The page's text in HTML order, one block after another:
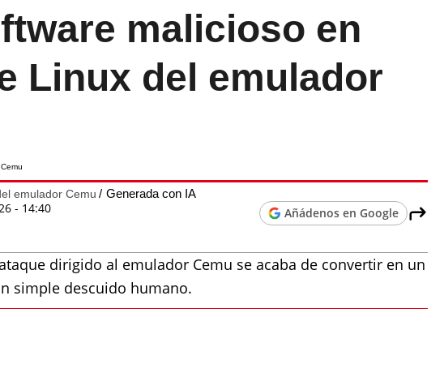
malicioso en
Linux del emulador
emulador Cemu Generada con IA
- 14:40
Añádenos en Google
dirigido al emulador Cemu se acaba de convertir en un
simple descuido humano.